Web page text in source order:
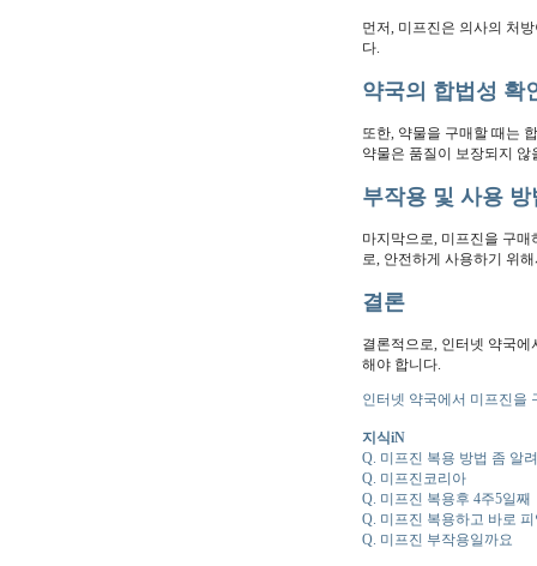
먼저, 미프진은 의사의 처
다.
약국의 합법성 확
또한, 약물을 구매할 때는
약물은 품질이 보장되지
부작용 및 사용 방
마지막으로, 미프진을 구
로, 안전하게 사용하기 위
결론
결론적으로, 인터넷 약국
해야 합니다.
인터넷 약국에서 미프진을
지식iN
Q. 미프진 복용 방법 좀 알
Q. 미프진코리아
Q. 미프진 복용후 4주5일째
Q. 미프진 복용하고 바로
Q. 미프진 부작용일까요